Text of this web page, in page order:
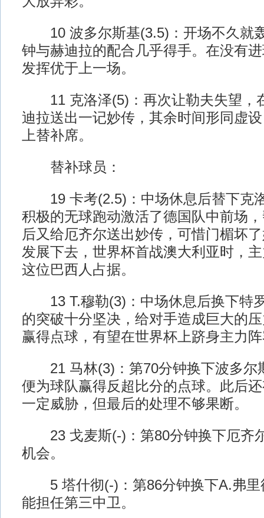
10 波多尔斯基(3.5)：开场不久就
钟与赫迪拉的配合几乎得手。在没有
发挥优于上一场。
11 克洛泽(5)：再次让勒夫失望，
迪拉送出一记妙传，其余时间形同虚
上替补席。
替补球员：
19 卡考(2.5)：中场休息后替下克
积极的无球跑动激活了德国队中前场
后又给厄齐尔送出妙传，可惜门楣坏
发展下去，世界杯首战澳大利亚时，
这位巴西人占据。
13 T.穆勒(3)：中场休息后换下特
的突破十分坚决，给对手造成巨大的
赢得点球，有望在世界杯上跻身主力
21 马林(3)：第70分钟换下波多尔
便为球队赢得反超比分的点球。此后
一定威胁，但最后的处理不够果断。
23 戈麦斯(-)：第80分钟换下厄齐
机会。
5 塔什彻(-)：第86分钟换下A.弗里
能担任第三中卫。